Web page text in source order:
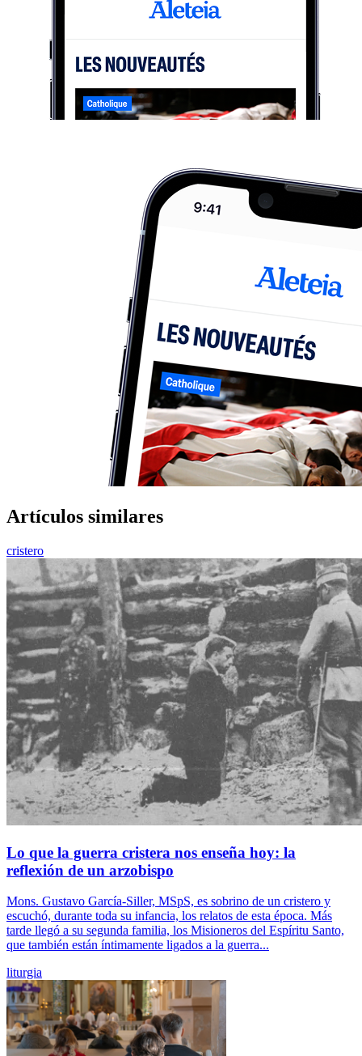
Artículos similares
cristero
Lo que la guerra cristera nos enseña hoy: la
reflexión de un arzobispo
Mons. Gustavo García-Siller, MSpS, es sobrino de un cristero y
escuchó, durante toda su infancia, los relatos de esta época. Más
tarde llegó a su segunda familia, los Misioneros del Espíritu Santo,
que también están íntimamente ligados a la guerra...
liturgia